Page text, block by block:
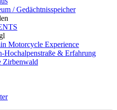
/ Gedächtnisspeicher
Motorcycle Experience
Hochalpenstraße & Erfahrung
Zirbenwald